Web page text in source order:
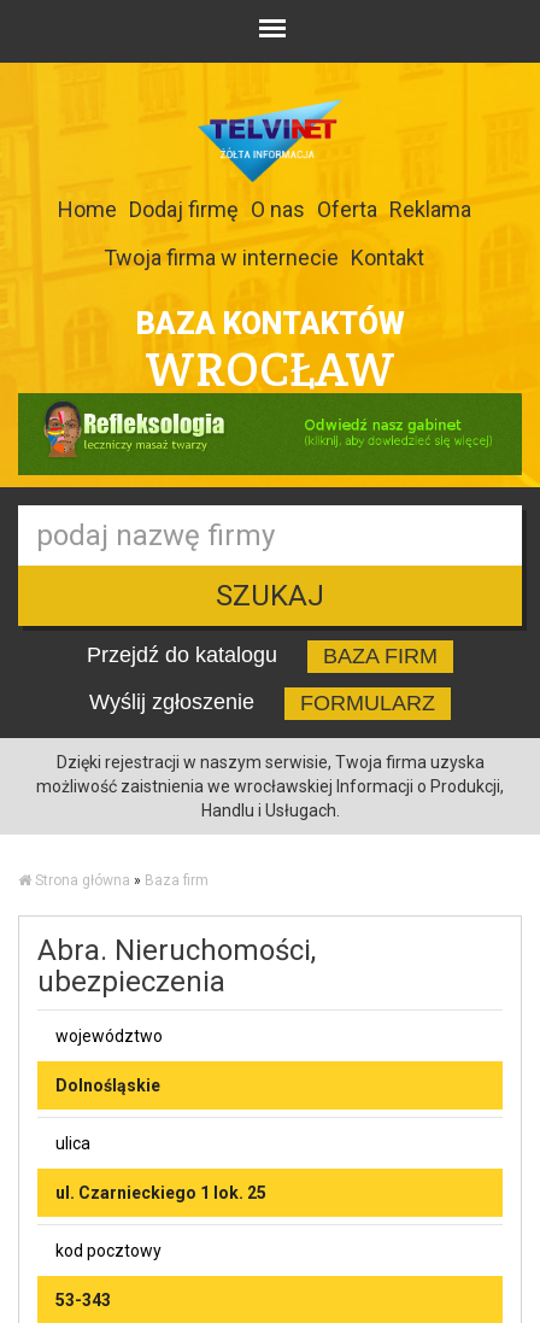
Home Dodaj firmę O nas Oferta Reklama
Twoja firma w internecie Kontakt
BAZA KONTAKTÓW
WROCŁAW
SZUKAJ
Przejdź do katalogu
BAZA FIRM
Wyślij zgłoszenie
FORMULARZ
Dzięki rejestracji w naszym serwisie, Twoja firma uzyska
możliwość zaistnienia we wrocławskiej Informacji o Produkcji,
Handlu i Usługach.
Strona główna » Baza firm
Abra. Nieruchomości,
ubezpieczenia
województwo
Dolnośląskie
ulica
ul. Czarnieckiego 1 lok. 25
kod pocztowy
53-343